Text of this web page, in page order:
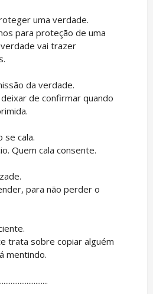
uma verdade.
para proteção de uma
vai trazer
da verdade.
de confirmar quando
se cala.
Quem cala consente.
para não perder o
trata sobre copiar alguém
mentindo.